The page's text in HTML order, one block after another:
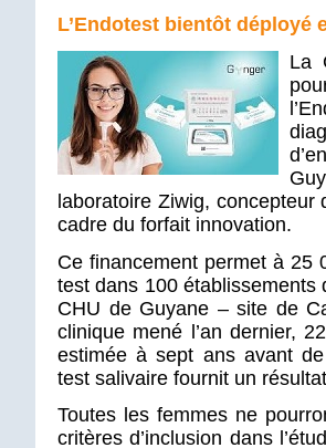
L’Endotest bientôt déployé
La
laboratoire Ziwig, concepteur
cadre du forfait innovation.
Ce financement permet à 25
test dans 100 établissements
CHU de Guyane – site de
clinique mené l’an dernier,
estimée à sept ans avant
test salivaire fournit un
Toutes les femmes ne
critères d’inclusion dans